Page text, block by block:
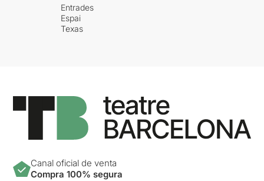
Entrades
Espai
Texas
Canal oficial de venta
Compra 100% segura